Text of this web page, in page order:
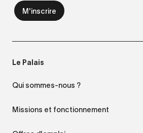
Le Palais
Qui sommes-nous ?
Missions et fonctionnement